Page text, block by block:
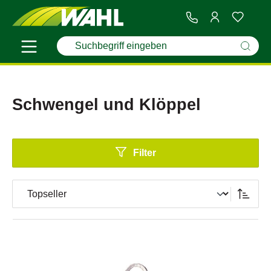
Schwengel und Klöppel
Filter